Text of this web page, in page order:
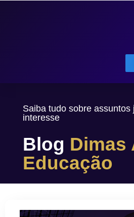
Saiba tudo sobre assuntos
interesse
Blog Dimas
Educação